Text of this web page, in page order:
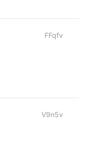
FFqfv
V9n5v